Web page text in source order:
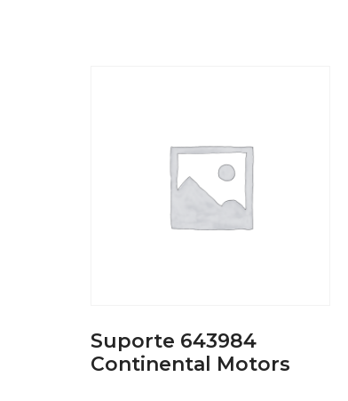
Suporte 643984
Continental Motors